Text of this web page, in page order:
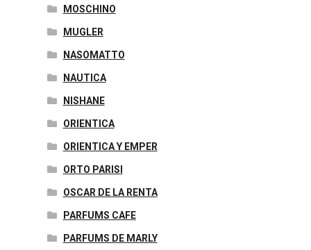
MOSCHINO
MUGLER
NASOMATTO
NAUTICA
NISHANE
ORIENTICA
ORIENTICA Y EMPER
ORTO PARISI
OSCAR DE LA RENTA
PARFUMS CAFE
PARFUMS DE MARLY